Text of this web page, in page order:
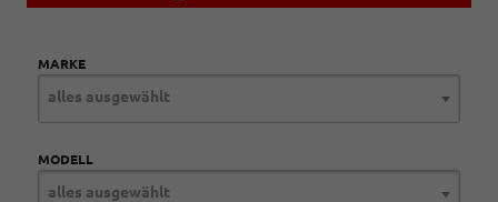
MARKE
alles ausgewählt
MODELL
alles ausgewählt